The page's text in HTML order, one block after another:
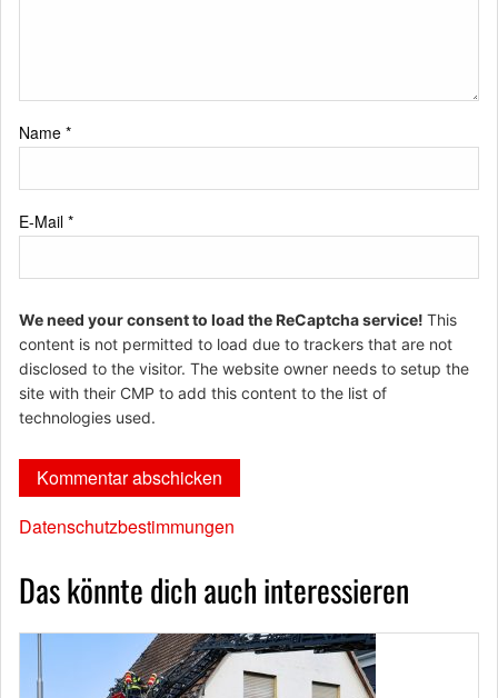
Name *
E-Mail *
We need your consent to load the ReCaptcha service! This
content is not permitted to load due to trackers that are not
disclosed to the visitor. The website owner needs to setup the
site with their CMP to add this content to the list of
technologies used.
Datenschutzbestimmungen
Das könnte dich auch interessieren